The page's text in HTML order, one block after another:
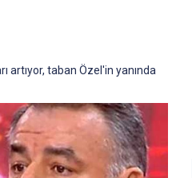
artıyor, taban Özel'in yanında